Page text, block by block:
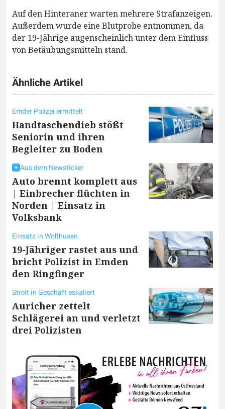
Auf den Hinteraner warten mehrere Strafanzeigen.
Außerdem wurde eine Blutprobe entnommen, da
der 19-Jährige augenscheinlich unter dem Einfluss
von Betäubungsmitteln stand.
Ähnliche Artikel
Emder Polizei ermittelt
Handtaschendieb stößt
Seniorin und ihren
Begleiter zu Boden
Aus dem Newsticker
Auto brennt komplett aus
| Einbrecher flüchten in
Norden | Einsatz in
Volksbank
Einsatz in Wolthusen
19-Jähriger rastet aus und
bricht Polizist in Emden
den Ringfinger
Streit in Geschäft eskaliert
Auricher zettelt
Schlägerei an und verletzt
drei Polizisten